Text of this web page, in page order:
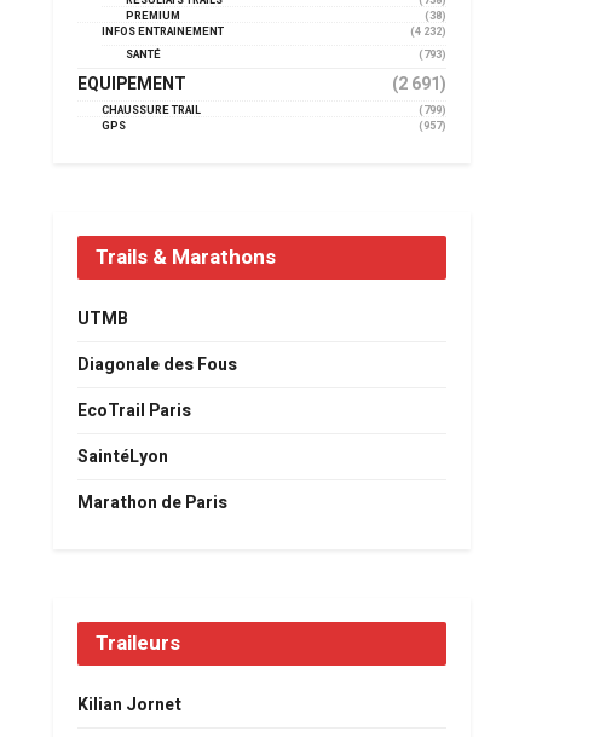
PREMIUM
(38)
INFOS ENTRAINEMENT
(4 232)
SANTÉ
(793)
EQUIPEMENT (2 691)
CHAUSSURE TRAIL
(799)
GPS
(957)
Trails & Marathons
UTMB
Diagonale des Fous
EcoTrail Paris
SaintéLyon
Marathon de Paris
Traileurs
Kilian Jornet